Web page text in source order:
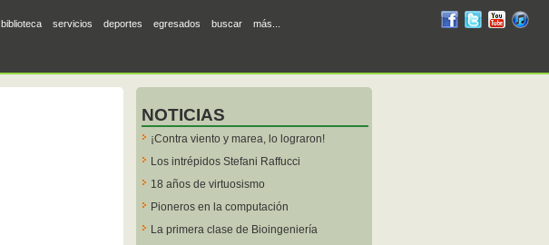
biblioteca servicios deportes egresados buscar más...
RUMRUMRUM
NOTICIAS
¡Contra viento y marea, lo lograron!
Los intrépidos Stefani Raffucci
18 años de virtuosismo
Pioneros en la computación
La primera clase de Bioingeniería